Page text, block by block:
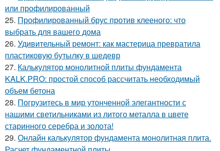
или профилированный
25. Профилированный брус против клееного: что
выбрать для вашего дома
26. Удивительный ремонт: как мастерица превратила
пластиковую бутылку в шедевр
27. Калькулятор монолитной плиты фундамента
KALK.PRO: простой способ рассчитать необходимый
объем бетона
28. Погрузитесь в мир утонченной элегантности с
нашими светильниками из литого металла в цвете
старинного серебра и золота!
29. Онлайн калькулятор фундамента монолитная плита.